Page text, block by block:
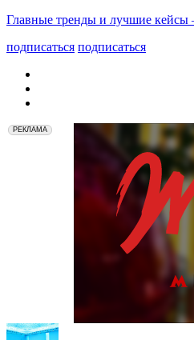
Главные тренды и лучшие
подписаться подписаться
РЕКЛАМА